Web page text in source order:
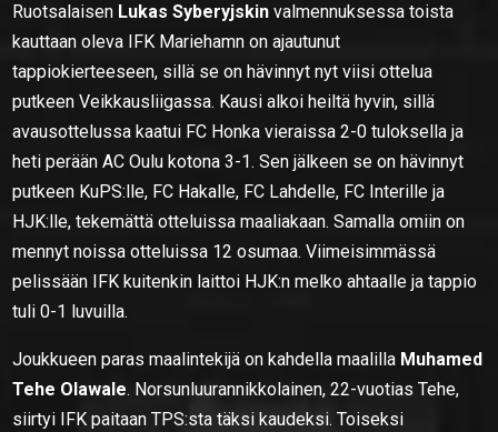
Ruotsalaisen Lukas Syberyjskin valmennuksessa toista
kauttaan oleva IFK Mariehamn on ajautunut
tappiokierteeseen, sillä se on hävinnyt nyt viisi ottelua
putkeen Veikkausliigassa. Kausi alkoi heiltä hyvin, sillä
avausottelussa kaatui FC Honka vieraissa 2-0 tuloksella ja
heti perään AC Oulu kotona 3-1. Sen jälkeen se on hävinnyt
putkeen KuPS:lle, FC Hakalle, FC Lahdelle, FC Interille ja
HJK:lle, tekemättä otteluissa maaliakaan. Samalla omiin on
mennyt noissa otteluissa 12 osumaa. Viimeisimmässä
pelissään IFK kuitenkin laittoi HJK:n melko ahtaalle ja tappio
tuli 0-1 luvuilla.
Joukkueen paras maalintekijä on kahdella maalilla Muhamed
Tehe Olawale. Norsunluurannikkolainen, 22-vuotias Tehe,
siirtyi IFK paitaan TPS:sta täksi kaudeksi. Toiseksi